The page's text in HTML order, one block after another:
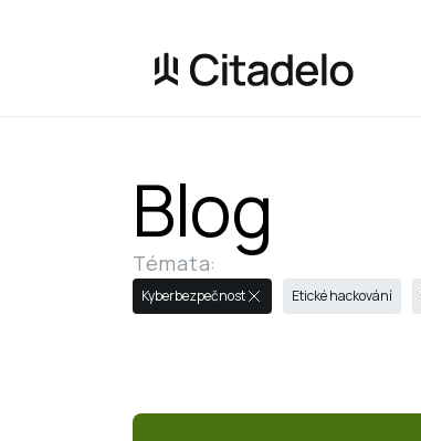
Blog
Témata:
Kyberbezpečnost Etické hackování